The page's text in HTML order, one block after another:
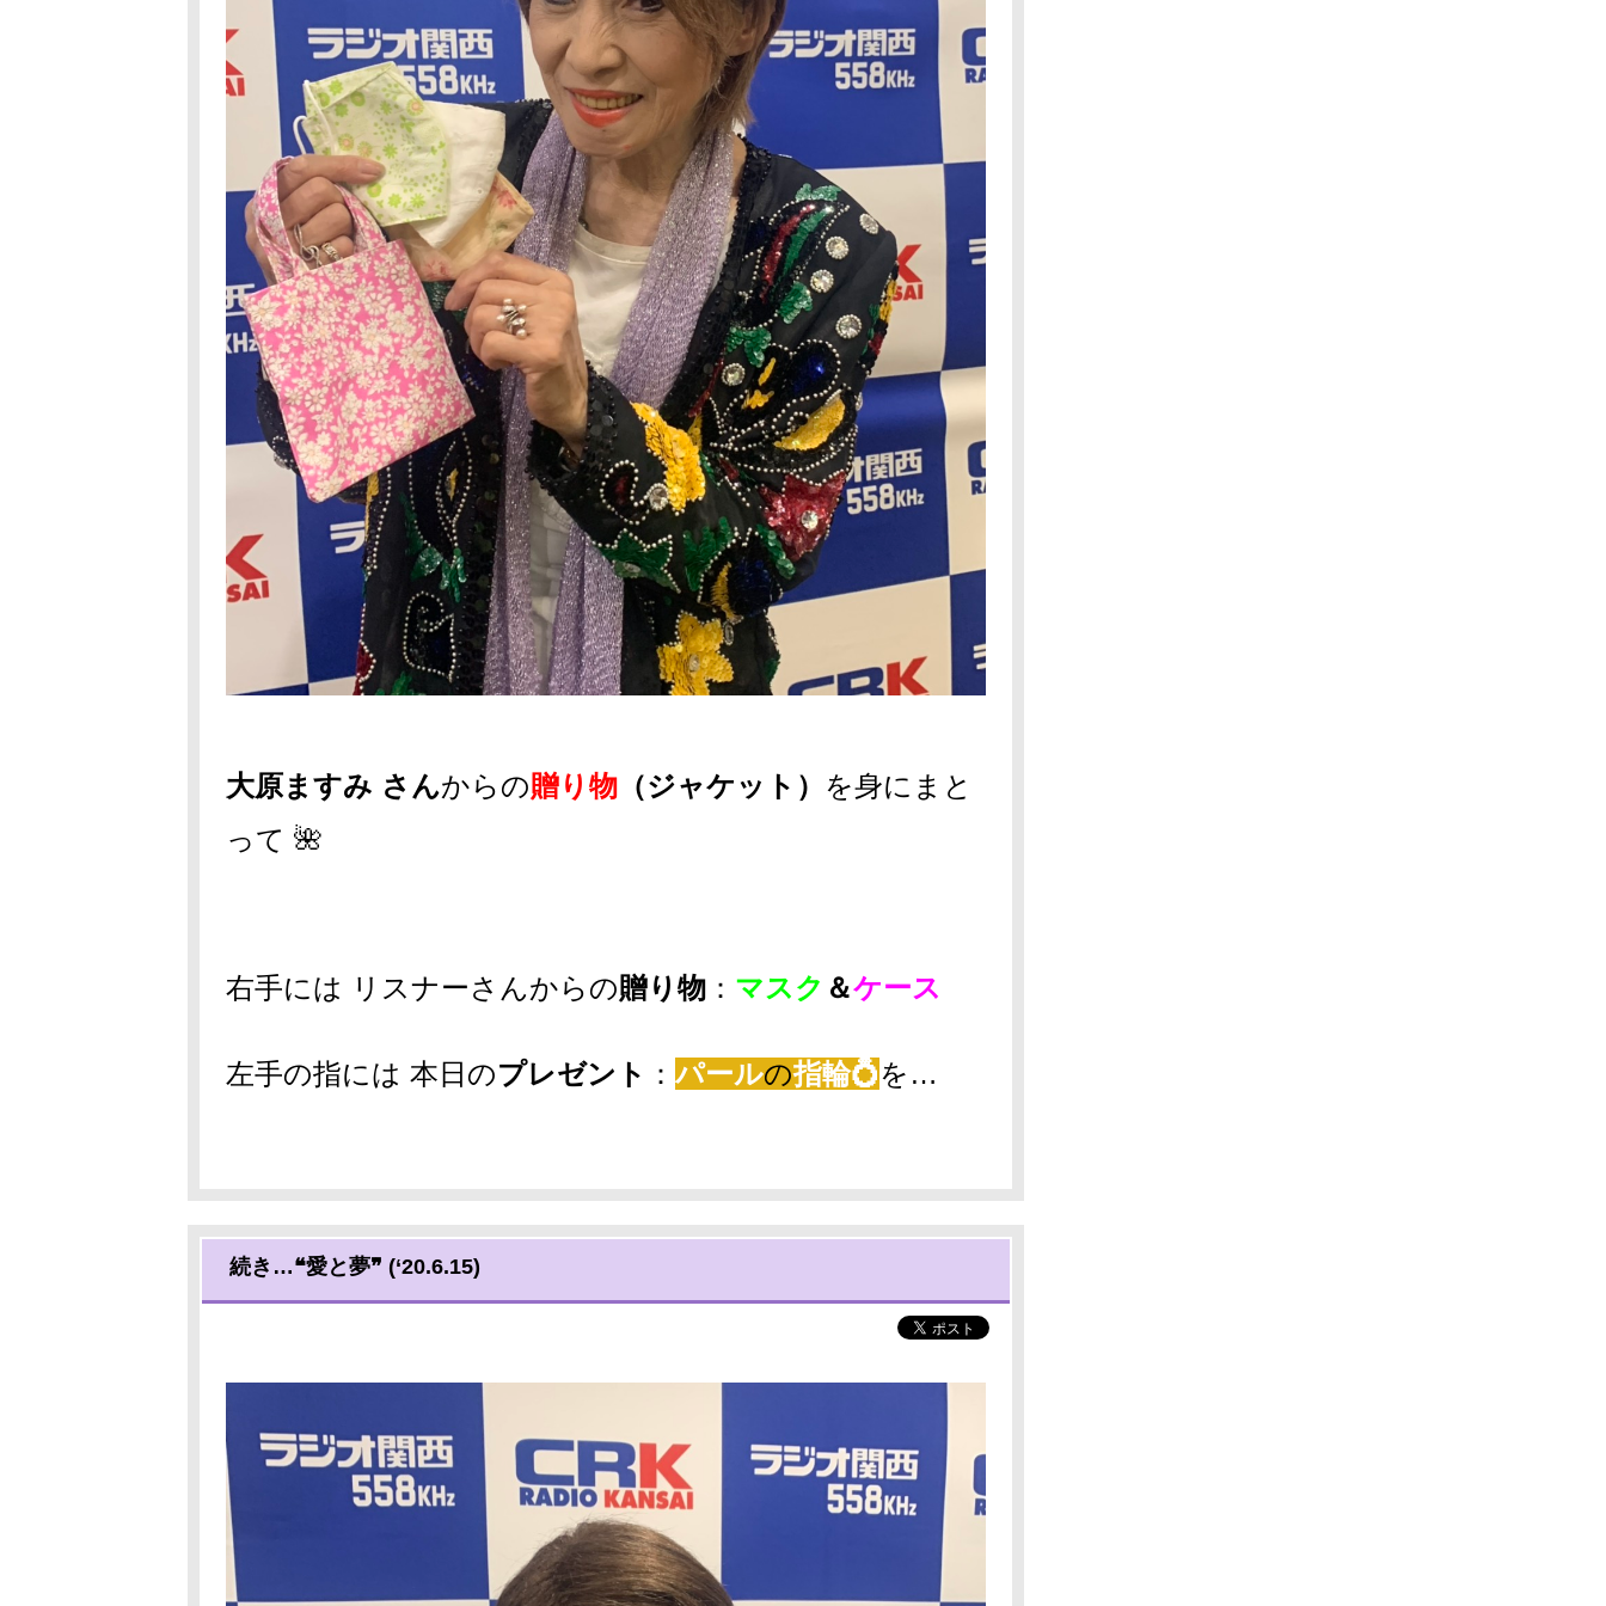
大原ますみ さんからの贈り物 （ジャケット） を身にまと
って 🌺
右手には リスナーさんからの贈り物 ： マスク ＆ケース
左手の指には 本日のプレゼント ： パールの指輪💍を…
続き…❝愛と夢❞ (‘20.6.15)